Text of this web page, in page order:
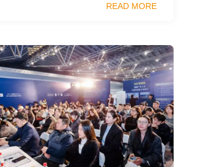
国科学院、中国工程院、中国科协和北京市
READ MORE